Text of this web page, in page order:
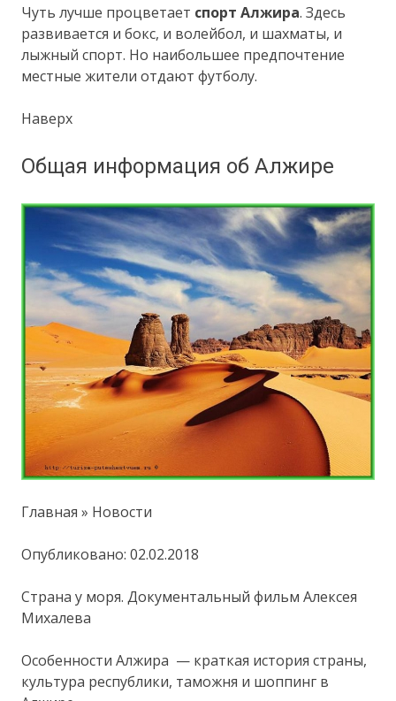
Чуть лучше процветает спорт Алжира. Здесь
развивается и бокс, и волейбол, и шахматы, и
лыжный спорт. Но наибольшее предпочтение
местные жители отдают футболу.
Наверх
Общая информация об Алжире
Главная » Новости
Опубликовано: 02.02.2018
Страна у моря. Документальный фильм Алексея
Михалева
Особенности Алжира — краткая история страны,
культура республики, таможня и шоппинг в